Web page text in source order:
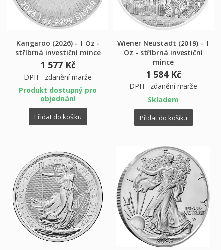
Kangaroo (2026) - 1 Oz -
stříbrná investiční mince
1 577 Kč
DPH - zdanění marže
Produkt dostupný pro
objednání
Přidat do košíku
Wiener Neustadt (2019) - 1
Oz - stříbrná investiční
mince
1 584 Kč
DPH - zdanění marže
Skladem
Přidat do košíku